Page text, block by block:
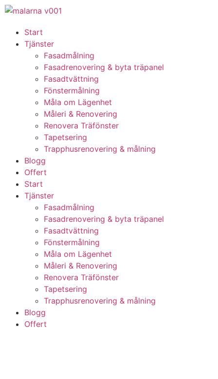
Start
Tjänster
Fasadmålning
Fasadrenovering & byta träpanel
Fasadtvättning
Fönstermålning
Måla om Lägenhet
Måleri & Renovering
Renovera Träfönster
Tapetsering
Trapphusrenovering & målning
Blogg
Offert
Start
Tjänster
Fasadmålning
Fasadrenovering & byta träpanel
Fasadtvättning
Fönstermålning
Måla om Lägenhet
Måleri & Renovering
Renovera Träfönster
Tapetsering
Trapphusrenovering & målning
Blogg
Offert